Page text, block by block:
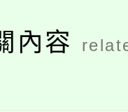
內容